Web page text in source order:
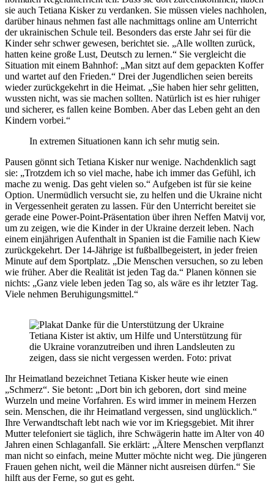
sie auch Tetiana Kisker zu verdanken. Sie müssen vieles nachholen,
darüber hinaus nehmen fast alle nachmittags online am Unterricht
der ukrainischen Schule teil. Besonders das erste Jahr sei für die
Kinder sehr schwer gewesen, berichtet sie. „Alle wollten zurück,
hatten keine große Lust, Deutsch zu lernen.“ Sie vergleicht die
Situation mit einem Bahnhof: „Man sitzt auf dem gepackten Koffer
und wartet auf den Frieden.“ Drei der Jugendlichen seien bereits
wieder zurückgekehrt in die Heimat. „Sie haben hier sehr gelitten,
wussten nicht, was sie machen sollten. Natürlich ist es hier ruhiger
und sicherer, es fallen keine Bomben. Aber das Leben geht an den
Kindern vorbei.“
In extremen Situationen kann ich sehr mutig sein.
Pausen gönnt sich Tetiana Kisker nur wenige. Nachdenklich sagt
sie: „Trotzdem ich so viel mache, habe ich immer das Gefühl, ich
mache zu wenig. Das geht vielen so.“ Aufgeben ist für sie keine
Option. Unermüdlich versucht sie, zu helfen und die Ukraine nicht
in Vergessenheit geraten zu lassen. Für den Unterricht bereitet sie
gerade eine Power-Point-Präsentation über ihren Neffen Matvij vor,
um zu zeigen, wie die Kinder in der Ukraine derzeit leben. Nach
einem einjährigen Aufenthalt in Spanien ist die Familie nach Kiew
zurückgekehrt. Der 14-Jährige ist fußballbegeistert, in jeder freien
Minute auf dem Sportplatz. „Die Menschen versuchen, so zu leben
wie früher. Aber die Realität ist jeden Tag da.“ Planen können sie
nichts: „Ganz viele leben jeden Tag so, als wäre es ihr letzter Tag.
Viele nehmen Beruhigungsmittel.“
Tetiana Kister ist aktiv, um Hilfe und Unterstützung für
die Ukraine voranzutreiben und ihren Landsleuten zu
zeigen, dass sie nicht vergessen werden. Foto: privat
Ihr Heimatland bezeichnet Tetiana Kisker heute wie einen
„Schmerz“. Sie betont: „Dort bin ich geboren, dort sind meine
Wurzeln und meine Vorfahren. Es wird immer in meinem Herzen
sein. Menschen, die ihr Heimatland vergessen, sind unglücklich.“
Ihre Verwandtschaft lebt nach wie vor im Kriegsgebiet. Mit ihrer
Mutter telefoniert sie täglich, ihre Schwägerin hatte im Alter von 40
Jahren einen Schlaganfall. Sie erklärt: „Ältere Menschen verpflanzt
man nicht so einfach, meine Mutter möchte nicht weg. Die jüngeren
Frauen gehen nicht, weil die Männer nicht ausreisen dürfen.“ Sie
hilft aus der Ferne, so gut es geht.